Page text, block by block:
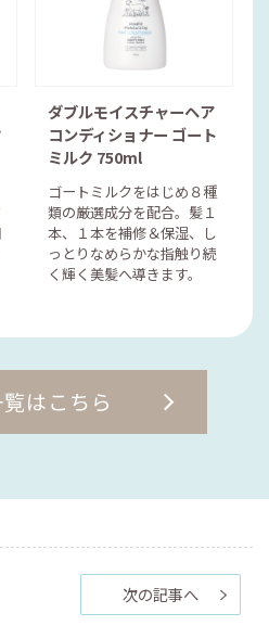
ダブルモイスチャーヘア
コンディショナー ゴート
ミルク 750ml
ゴートミルクをはじめ８種
類の厳選成分を配合。髪１
本、１本を補修＆保湿、し
っとりなめらかな指触り続
く輝く美髪へ導きます。
はこちら
次の記事へ